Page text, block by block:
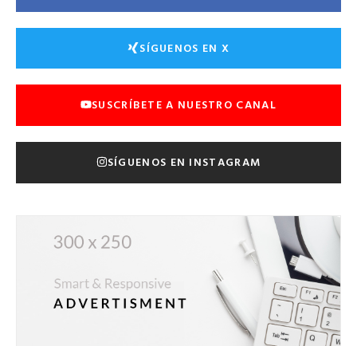
SÍGUENOS EN X
SUSCRÍBETE A NUESTRO CANAL
SÍGUENOS EN INSTAGRAM